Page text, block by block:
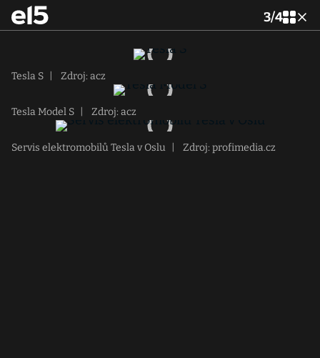
3/4
Tesla S Zdroj: acz
Tesla Model S Zdroj: acz
Servis elektromobilů Tesla v Oslu Zdroj: profimedia.cz